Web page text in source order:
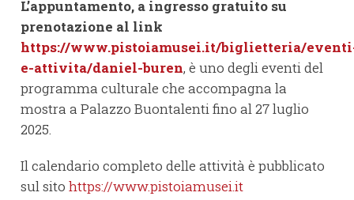
L’appuntamento, a ingresso gratuito su
prenotazione al link
https://www.pistoiamusei.it/biglietteria/
e-attivita/daniel-buren, è uno degli eventi del
programma culturale che accompagna la
mostra a Palazzo Buontalenti fino al 27 luglio
2025.
Il calendario completo delle attività è pubblicato
sul sito https://www.pistoiamusei.it